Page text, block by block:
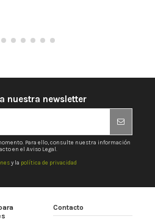
nuestra newsletter
Para ello, consulte nuestra información
en el Aviso Legal.
y la política de privacidad
Contacto